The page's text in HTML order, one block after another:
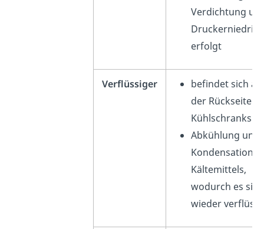
Verdichtung
erfolgt
Verflüssiger
befindet sich
der Rückseite
Kühlschranks
Abkühlung und
Kondensation
Kältemittels,
wodurch es sich
wieder